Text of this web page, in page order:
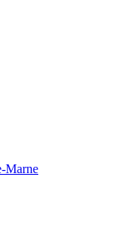
Marne